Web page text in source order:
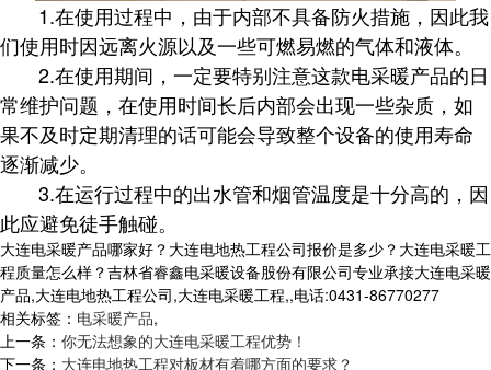
1.在使用过程中，由于内部不具备防火措施，因此我
们使用时因远离火源以及一些可燃易燃的气体和液体。
2.在使用期间，一定要特别注意这款电采暖产品的日
常维护问题，在使用时间长后内部会出现一些杂质，如
果不及时定期清理的话可能会导致整个设备的使用寿命
逐渐减少。
3.在运行过程中的出水管和烟管温度是十分高的，因
此应避免徒手触碰。
大连电采暖产品哪家好？大连电地热工程公司报价是多少？大连电采暖工
程质量怎么样？吉林省睿鑫电采暖设备股份有限公司专业承接大连电采暖
产品,大连电地热工程公司,大连电采暖工程,,电话:0431-86770277
相关标签： 电采暖产品,
上一条： 你无法想象的大连电采暖工程优势！
下一条： 大连电地热工程对板材有着哪方面的要求？